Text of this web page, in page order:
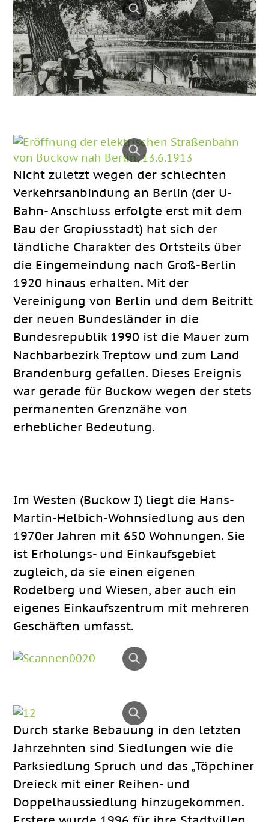
Nicht zuletzt wegen der schlechten
Verkehrsanbindung an Berlin (der U-
Bahn- Anschluss erfolgte erst mit dem
Bau der Gropiusstadt) hat sich der
ländliche Charakter des Ortsteils über
die Eingemeindung nach Groß-Berlin
1920 hinaus erhalten. Mit der
Vereinigung von Berlin und dem Beitritt
der neuen Bundesländer in die
Bundesrepublik 1990 ist die Mauer zum
Nachbarbezirk Treptow und zum Land
Brandenburg gefallen. Dieses Ereignis
war gerade für Buckow wegen der stets
permanenten Grenznähe von
erheblicher Bedeutung.
Im Westen (Buckow I) liegt die Hans-
Martin-Helbich-Wohnsiedlung aus den
1970er Jahren mit 650 Wohnungen. Sie
ist Erholungs- und Einkaufsgebiet
zugleich, da sie einen eigenen
Rodelberg und Wiesen, aber auch ein
eigenes Einkaufszentrum mit mehreren
Geschäften umfasst.
Durch starke Bebauung in den letzten
Jahrzehnten sind Siedlungen wie die
Parksiedlung Spruch und das „Töpchiner
Dreieck mit einer Reihen- und
Doppelhaussiedlung hinzugekommen.